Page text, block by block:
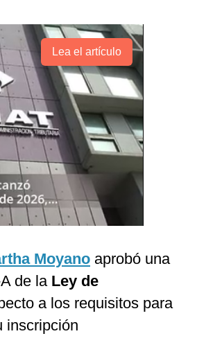
Lea el artículo
Moyano aprobó una
de la Ley de
a los requisitos para
inscripción